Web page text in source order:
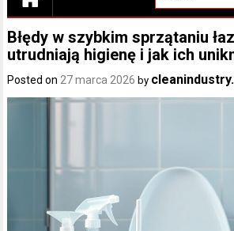
Błędy w szybkim sprzątaniu
utrudniają higienę i jak ich
Posted on27 marca 2026 by